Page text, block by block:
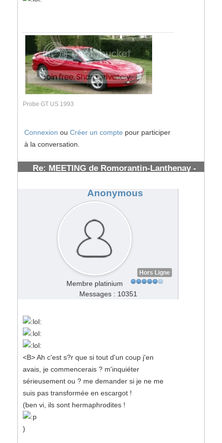
Probe GT US 1993
Connexion ou Créer un compte pour participer
à la conversation.
Re: MEETING de Romorantin-Lanthenay -
Anonymous
Hors Ligne
Membre platinium
Messages : 10351
<B> Ah c'est s?r que si tout d'un coup j'en
avais, je commencerais ? m'inquiéter
sérieusement ou ? me demander si je ne me
suis pas transformée en escargot !
(ben vi, ils sont hermaphrodites !
)